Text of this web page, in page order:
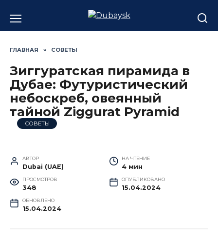
содержанию
ГЛАВНАЯ » СОВЕТЫ
Зиггуратская пирамида в
Дубае: Футуристический
небоскреб, овеянный
тайной Ziggurat Pyramid
СОВЕТЫ
АВТОР
Dubai (UAE)
НА ЧТЕНИЕ
4 мин
ПРОСМОТРОВ
348
ОПУБЛИКОВАНО
15.04.2024
ОБНОВЛЕНО
15.04.2024